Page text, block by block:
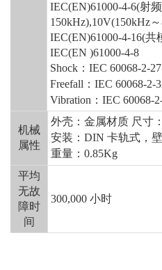
IEC(EN)61000-4-6(射
150kHz),10V(150kHz
IEC(EN)61000-4-16(共
IEC(EN )61000-4-8
Shock：IEC 60068-2-27
Freefall：IEC 60068-2-
Vibration：IEC 60068-
机械
属性
外壳：金属材质 尺寸：
安装： DIN 卡轨式，
重量： 0.85Kg
平均
无故
障时
间
300,000 小时